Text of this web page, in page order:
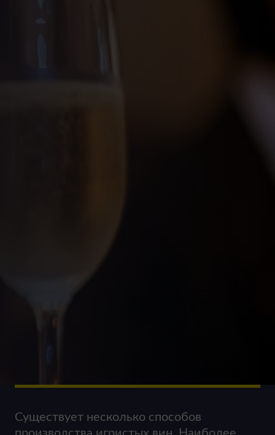
Существует несколько способов